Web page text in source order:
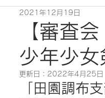
【審査
少年少女
2021年12月19日
更新日： 2022年4月25日
「田園調布